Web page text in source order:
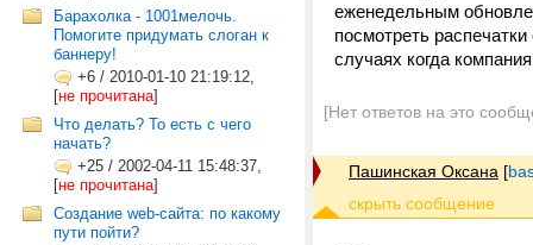
Барахолка - 1001мелочь.
Помогите придумать слоган к
баннеру!
+6 / 2010-01-10 21:19:12,
[не прочитана]
Что делать? То есть с чего
начать?
+25 / 2002-04-11 15:48:37,
[не прочитана]
Создание web-сайта: по какому
пути пойти?
еженедельным
посмотреть
случаях когда
[Нет ответов на это
Пашинская Оксана [